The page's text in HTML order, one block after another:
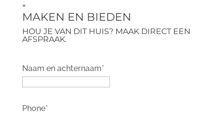
×
MAKEN EN BIEDEN
HOU JE VAN DIT HUIS? MAAK DIRECT EEN
AFSPRAAK.
Naam en achternaam*
Phone*